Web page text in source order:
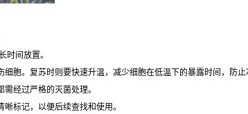
时间放置。
胞。复苏时则要快速升温，减少细胞在低温下的暴露时间，防止
经过严格的灭菌处理。
标记，以便后续查找和使用。